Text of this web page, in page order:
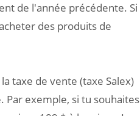
de l'année précédente. Si
des produits de
taxe de vente (taxe Salex)
Par exemple, si tu souhaites